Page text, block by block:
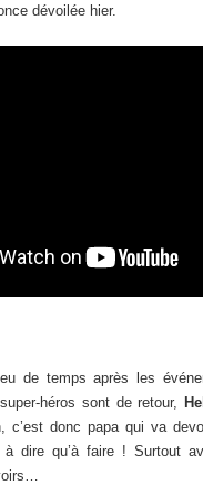
dévoilée hier.
de temps après les
héros sont de retour,
c’est donc papa qui va
dire qu’à faire ! Surtout